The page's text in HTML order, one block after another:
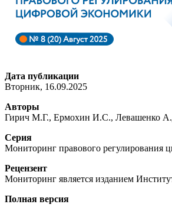
Дата публикации
Вторник, 16.09.2025
Авторы
Гирич М.Г., Ермохин И.С., Левашенко
Серия
Мониторинг правового регулирования
Рецензент
Мониторинг является изданием
Полная версия